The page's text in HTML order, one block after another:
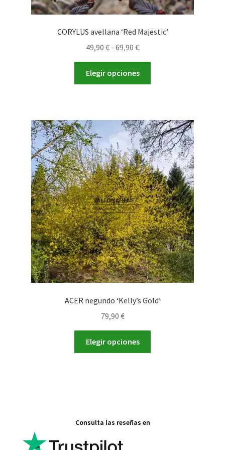
CORYLUS avellana ‘Red Majestic’
49,90 € - 69,90 €Rango
de
precios:
desde
69,90 €
Elegir opciones
variantes.
Las
opciones
se
pueden
elegir
en
la
página
de
producto
ACER negundo ‘Kelly’s Gold’
79,90 €
Elegir opciones
Consulta las reseñas en